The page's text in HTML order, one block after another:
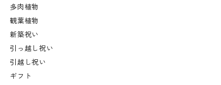
多肉植物
観葉植物
新築祝い
引っ越し祝い
引越し祝い
ギフト